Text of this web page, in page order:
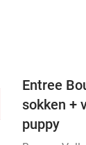
Entree
sokken +
puppy